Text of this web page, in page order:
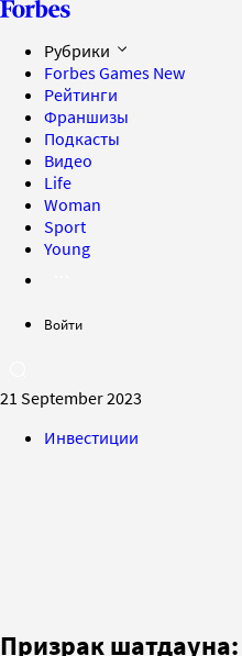
Рубрики
Forbes Games New
Рейтинги
Франшизы
Подкасты
Видео
Life
Woman
Sport
Young
Войти
21 September 2023
Инвестиции
Призрак